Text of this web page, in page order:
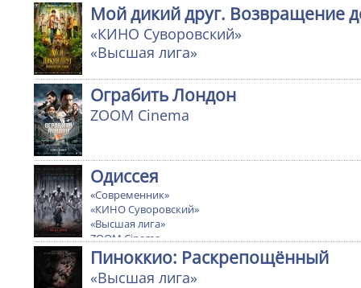
Мой дикий друг. Возвращение
«КИНО Суворовский»
«Высшая лига»
Ограбить Лондон
ZOOM Cinema
Одиссея
«Современник»
«КИНО Суворовский»
«Высшая лига»
ZOOM Cinema
Ultra cinema
Пиноккио: Раскрепощённый
«Высшая лига»